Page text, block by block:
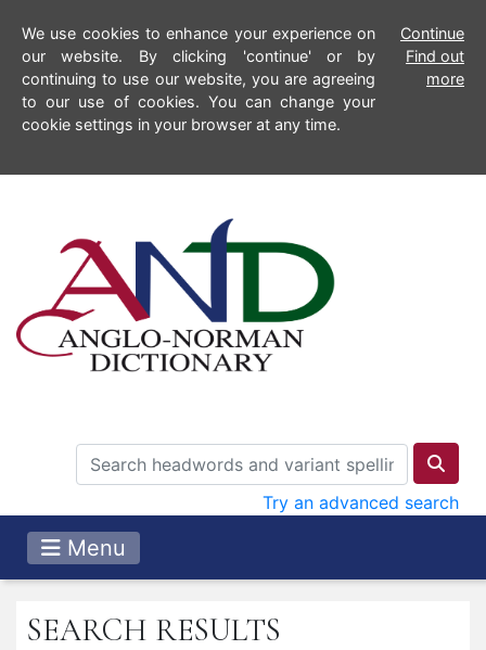
We use cookies to enhance your experience on
our website. By clicking 'continue' or by
continuing to use our website, you are agreeing
to our use of cookies. You can change your
cookie settings in your browser at any time.
Continue
Find out
more
Try an advanced search
Menu
SEARCH RESULTS